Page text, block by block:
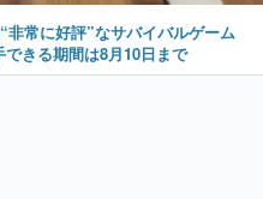
常に好評”なサバイバルゲーム
できる期間は8月10日まで